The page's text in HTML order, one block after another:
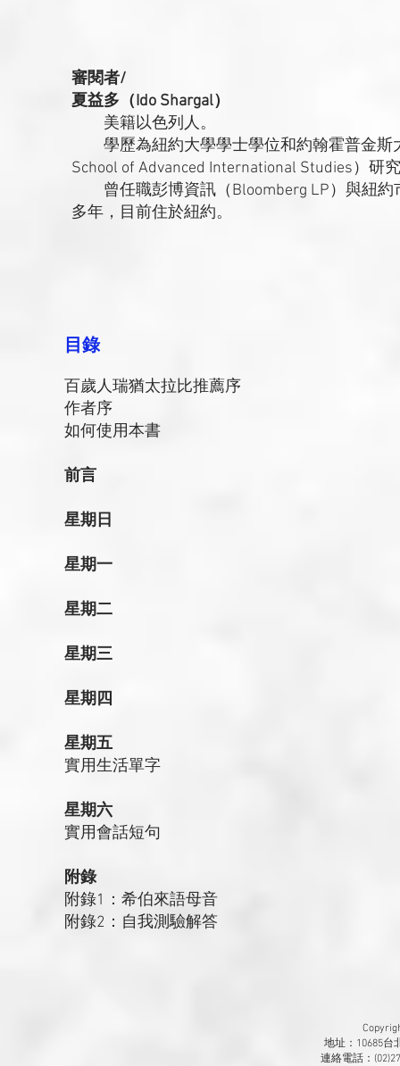
審閱者/
夏益多（Ido Shargal）
美籍以色列人。
學歷為紐約大學學士學位和約翰霍普金斯
School of Advanced International Studies）研
曾任職彭博資訊（Bloomberg LP）與紐約
多年，目前住於紐約。
目錄
百歲人瑞猶太拉比推薦序
作者序
如何使用本書
前言
星期日
星期一
星期二
星期三
星期四
星期五
實用生活單字
星期六
實用會話短句
附錄
附錄1：希伯來語母音
附錄2：自我測驗解答
地址：10685台
連絡電話：